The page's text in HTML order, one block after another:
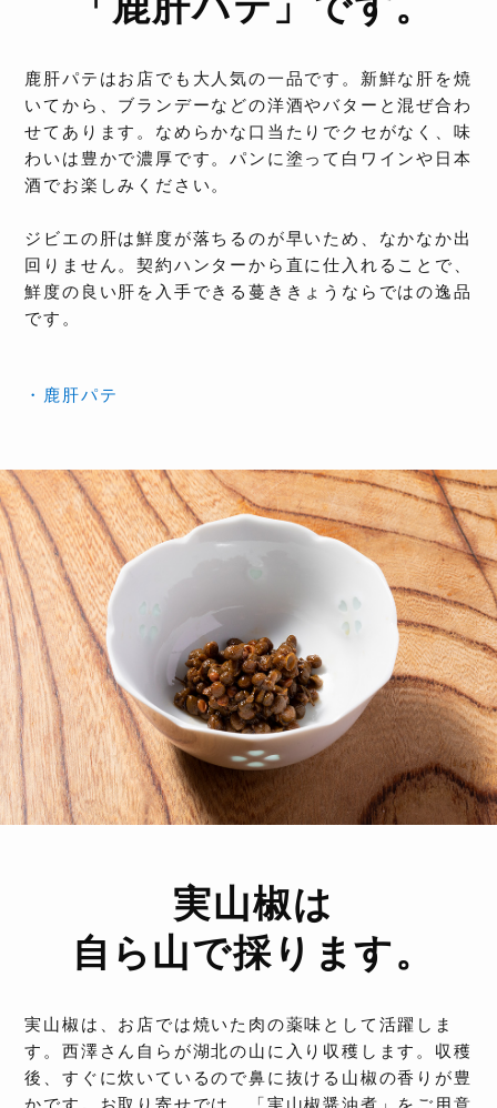
鹿肝パテはお店でも大人気の一品です。新鮮な肝を焼
いてから、ブランデーなどの洋酒やバターと混ぜ合わ
せてあります。なめらかな口当たりでクセがなく、味
わいは豊かで濃厚です。パンに塗って白ワインや日本
酒でお楽しみください。
ジビエの肝は鮮度が落ちるのが早いため、なかなか出
回りません。契約ハンターから直に仕入れることで、
鮮度の良い肝を入手できる蔓ききょうならではの逸品
です。
・鹿肝パテ
実山椒は
自ら山で採ります。
実山椒は、お店では焼いた肉の薬味として活躍しま
す。西澤さん自らが湖北の山に入り収穫します。収穫
後、すぐに炊いているので鼻に抜ける山椒の香りが豊